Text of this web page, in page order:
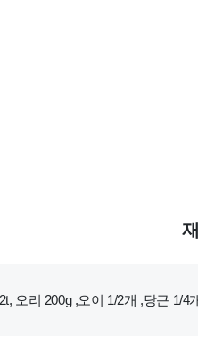
오리 200g ,오이 1/2개 ,당근 1/4